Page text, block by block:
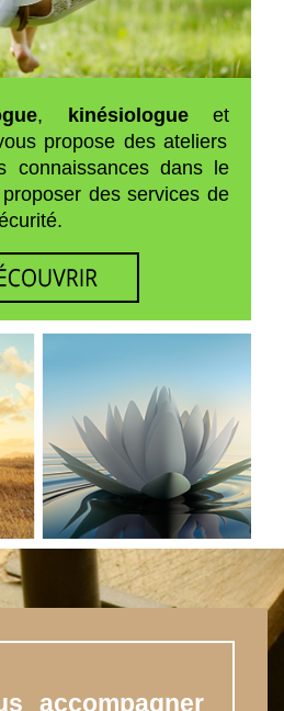
, kinésiologueet
propose des ateliers
connaissances dans le
des services de
accompagner